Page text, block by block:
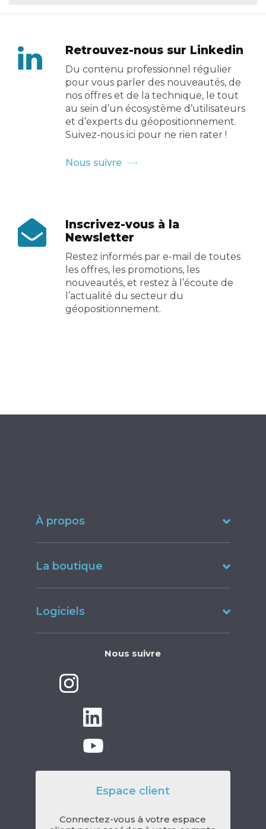
Retrouvez-nous sur Linkedin
Du contenu professionnel régulier
pour vous parler des nouveautés, de
nos offres et de la technique, le tout
au sein d’un écosystème d’utilisateurs
et d’experts du géopositionnement.
Suivez-nous ici pour ne rien rater !
Nous suivre
Inscrivez-vous à la
Newsletter
Restez informés par e-mail de toutes
les offres, les promotions, les
nouveautés, et restez à l’écoute de
l’actualité du secteur du
géopositionnement.
À propos
La boutique
Logiciels
Nous suivre
Espace client
Connectez-vous à votre espace